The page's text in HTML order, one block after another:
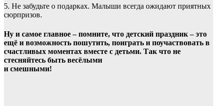
5. Не забудьте о подарках. Малыши всегда ожидают приятных
сюрпризов.
Ну и самое главное – помните, что детский праздник – это
ещё и возможность пошутить, поиграть и поучаствовать в
счастливых моментах вместе с детьми. Так что не
стесняйтесь быть весёлыми
и смешными!